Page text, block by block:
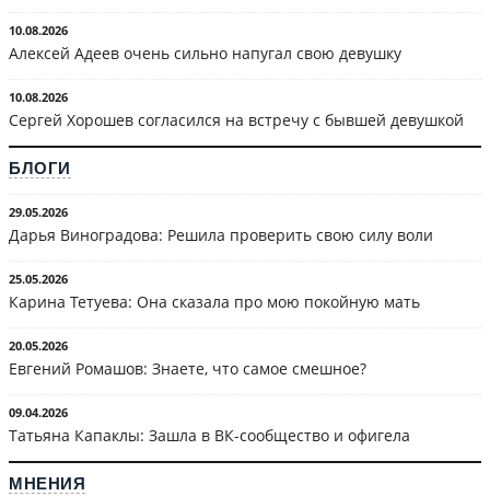
10.08.2026
Алексей Адеев очень сильно напугал свою девушку
10.08.2026
Сергей Хорошев согласился на встречу с бывшей девушкой
БЛОГИ
29.05.2026
Дарья Виноградова: Решила проверить свою силу воли
25.05.2026
Карина Тетуева: Она сказала про мою покойную мать
20.05.2026
Евгений Ромашов: Знаете, что самое смешное?
09.04.2026
Татьяна Капаклы: Зашла в ВК-сообщество и офигела
МНЕНИЯ